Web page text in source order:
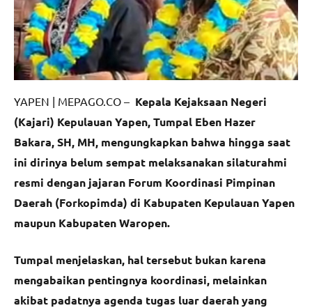
YAPEN | MEPAGO.CO – Kepala Kejaksaan Negeri
(Kajari) Kepulauan Yapen, Tumpal Eben Hazer
Bakara, SH, MH, mengungkapkan bahwa hingga saat
ini dirinya belum sempat melaksanakan silaturahmi
resmi dengan jajaran Forum Koordinasi Pimpinan
Daerah (Forkopimda) di Kabupaten Kepulauan Yapen
maupun Kabupaten Waropen.
Tumpal menjelaskan, hal tersebut bukan karena
mengabaikan pentingnya koordinasi, melainkan
akibat padatnya agenda tugas luar daerah yang